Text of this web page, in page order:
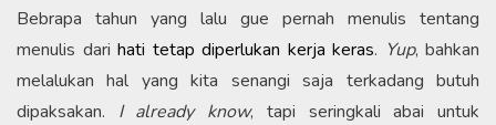
Bebrapa tahun yang lalu gue pernah menulis tentang
menulis dari hati tetap diperlukan kerja keras. Yup, bahkan
melalukan hal yang kita senangi saja terkadang butuh
dipaksakan. I already know, tapi seringkali abai untuk